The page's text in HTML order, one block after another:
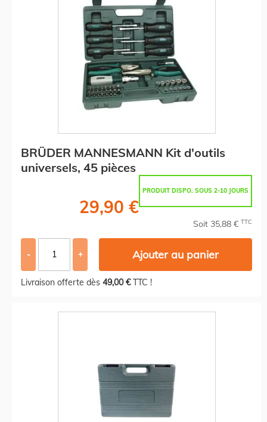
BRÜDER MANNESMANN Kit d'outils
universels, 45 pièces
PRODUIT DISPO. SOUS 2-10 JOURS
29,90 €
Soit 35,88 € TTC
- + Ajouter au panier
Livraison offerte dès 49,00 €TTC !